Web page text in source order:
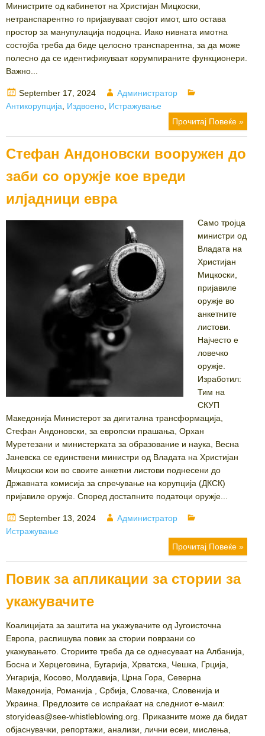
Министрите од кабинетот на Христијан Мицкоски,
нетранспарентно го пријавуваат својот имот, што остава
простор за манупулација подоцна. Иако нивната имотна
состојба треба да биде целосно транспарентна, за да може
полесно да се идентификуваат корумпираните функционери.
Важно...
Posted
on
September 17, 2024 Author
Администратор
Антикорупција
Издвоено Истражување
Прочитај Повеќе »
Стефан Андоновски вооружен до
заби со оружје кое вреди
илјадници евра
Само тројца
министри од
Владата на
Христијан
Мицкоски,
пријавиле
оружје во
анкетните
листови.
Најчесто е
ловечко
оружје.
Изработил:
Тим на
СКУП
Македонија Министерот за дигитална трансформација,
Стефан Андоновски, за европски прашања, Орхан
Муретезани и министерката за образование и наука, Весна
Јаневска се единствени министри од Владата на Христијан
Мицкоски кои во своите анкетни листови поднесени до
Државната комисија за спречување на корупција (ДКСК)
пријавиле оружје. Според достапните податоци оружје...
Posted
on
September 13, 2024 Author
Администратор
Истражување
Прочитај Повеќе »
Повик за апликации за стории за
укажувачите
Коалицијата за заштита на укажувачите од Југоисточна
Европа, распишува повик за стории поврзани со
укажувањето. Сториите треба да се однесуваат на Албанија,
Босна и Херцеговина, Бугарија, Хрватска, Чешка, Грција,
Унгарија, Косово, Молдавија, Црна Гора, Северна
Македонија, Романија , Србија, Словачка, Словенија и
Украина. Предлозите се испраќаат на следниот е-маил:
storyideas@see-whistleblowing.org. Приказните може да бидат
објаснувачки, репортажи, анализи, лични есеи, мислења,